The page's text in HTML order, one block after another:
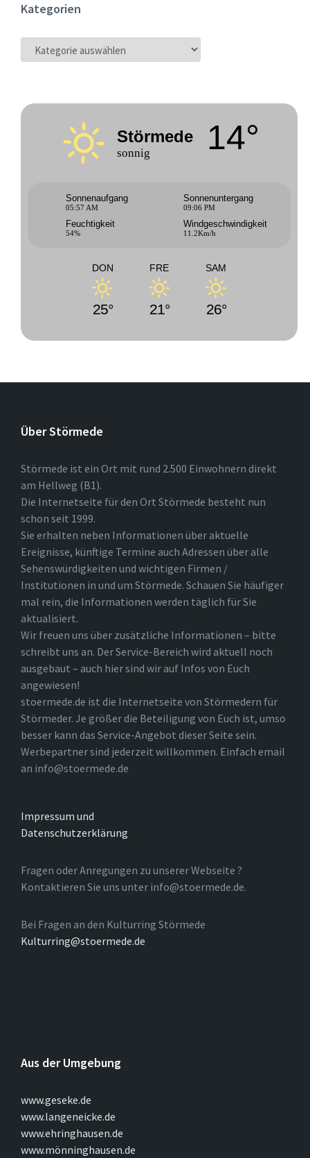
Kategorien
KATEGORIEN
Störmede
sonnig 14°
Sonnenaufgang
05:57 AM
Sonnenuntergang
09:06 PM
Feuchtigkeit
54%
Windgeschwindigkeit
11.2Km/h
DON
25°
FRE
21°
SAM
26°
Über Störmede
Störmede ist ein Ort mit rund 2.500 Einwohnern direkt
am Hellweg (B1).
Die Internetseite für den Ort Störmede besteht nun
schon seit 1999.
Sie erhalten neben Informationen über aktuelle
Ereignisse, künftige Termine auch Adressen über alle
Sehenswürdigkeiten und wichtigen Firmen /
Institutionen in und um Störmede. Schauen Sie häufiger
mal rein, die Informationen werden täglich für Sie
aktualisiert.
Wir freuen uns über zusätzliche Informationen – bitte
schreibt uns an. Der Service-Bereich wird aktuell noch
ausgebaut – auch hier sind wir auf Infos von Euch
angewiesen!
stoermede.de ist die Internetseite von Störmedern für
Störmeder. Je größer die Beteiligung von Euch ist, umso
besser kann das Service-Angebot dieser Seite sein.
Werbepartner sind jederzeit willkommen. Einfach email
an info@stoermede.de
Impressum und
Datenschutzerklärung
Fragen oder Anregungen zu unserer Webseite ?
Kontaktieren Sie uns unter info@stoermede.de.
Bei Fragen an den Kulturring Störmede
Kulturring@stoermede.de
Aus der Umgebung
www.geseke.de
www.langeneicke.de
www.ehringhausen.de
www.mönninghausen.de